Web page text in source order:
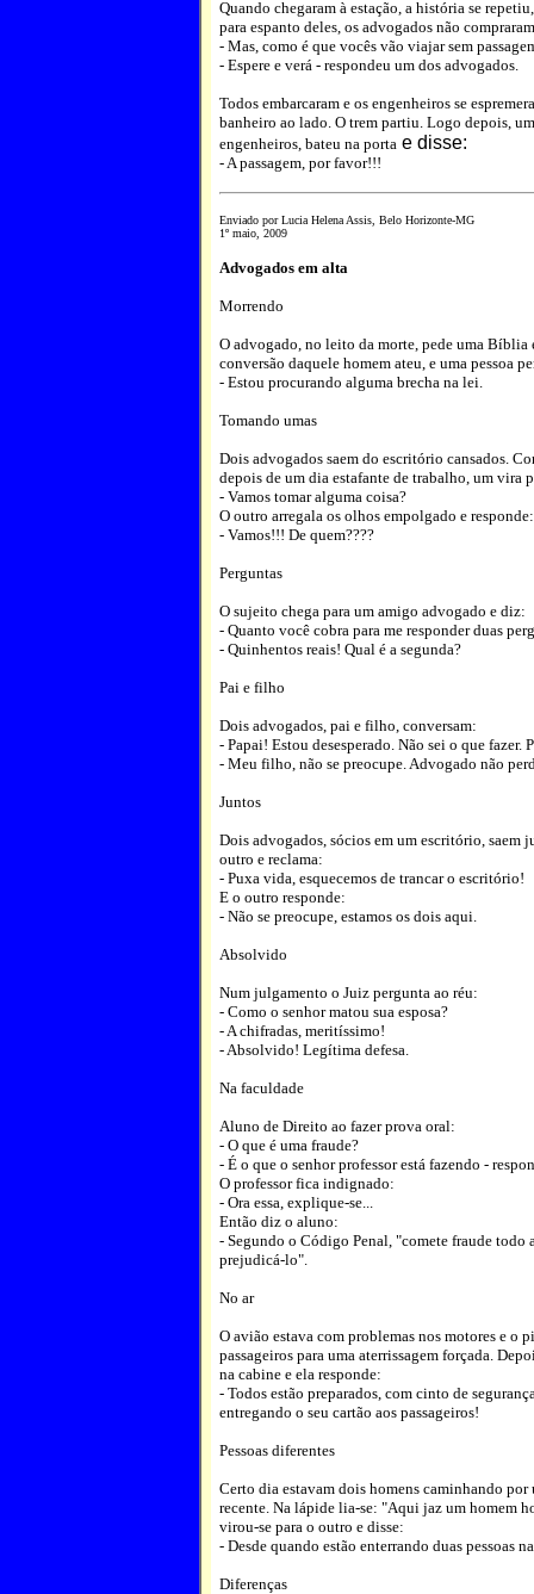
Quando chegaram à estação, a história se
para espanto deles, os advogados não
- Mas, como é que vocês vão viajar sem
- Espere e verá - respondeu um dos advogados.
Todos embarcaram e os engenheiros se
banheiro ao lado. O trem partiu. Logo depois,
engenheiros, bateu na porta e disse:
- A passagem, por favor!!!
Enviado por Lucia Helena Assis, Belo Horizonte-MG
1º maio, 2009
Advogados em alta
Morrendo
O advogado, no leito da morte, pede uma Bíblia
conversão daquele homem ateu, e uma pessoa
- Estou procurando alguma brecha na lei.
Tomando umas
Dois advogados saem do escritório cansados.
depois de um dia estafante de trabalho, um vira
- Vamos tomar alguma coisa?
O outro arregala os olhos empolgado e responde:
- Vamos!!! De quem????
Perguntas
O sujeito chega para um amigo advogado e diz:
- Quanto você cobra para me responder duas
- Quinhentos reais! Qual é a segunda?
Pai e filho
Dois advogados, pai e filho, conversam:
- Papai! Estou desesperado. Não sei o que fazer.
- Meu filho, não se preocupe. Advogado não
Juntos
Dois advogados, sócios em um escritório, saem
outro e reclama:
- Puxa vida, esquecemos de trancar o escritório!
E o outro responde:
- Não se preocupe, estamos os dois aqui.
Absolvido
Num julgamento o Juiz pergunta ao réu:
- Como o senhor matou sua esposa?
- A chifradas, meritíssimo!
- Absolvido! Legítima defesa.
Na faculdade
Aluno de Direito ao fazer prova oral:
- O que é uma fraude?
- É o que o senhor professor está fazendo -
O professor fica indignado:
- Ora essa, explique-se...
Então diz o aluno:
- Segundo o Código Penal, "comete fraude
prejudicá-lo".
No ar
O avião estava com problemas nos motores e o
passageiros para uma aterrissagem forçada.
na cabine e ela responde:
- Todos estão preparados, com cinto de
entregando o seu cartão aos passageiros!
Pessoas diferentes
Certo dia estavam dois homens caminhando
recente. Na lápide lia-se: "Aqui jaz um homem
virou-se para o outro e disse:
- Desde quando estão enterrando duas pessoas
Diferenças